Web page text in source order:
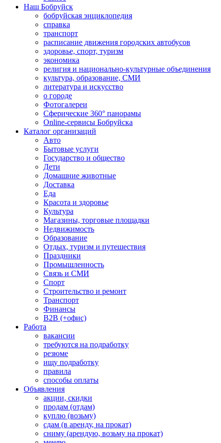
Наш Бобруйск
бобруйская энциклопедия
справка
транспорт
расписание движения городских автобусов
здоровье, спорт, туризм
экономика
религия и национально-культурные объединения
культура, образование, СМИ
литература и искусство
о городе
Фотогалереи
Сферические 360° панорамы
Online-сервисы Бобруйска
Каталог организаций
Авто
Бытовые услуги
Государство и общество
Дети
Домашние животные
Доставка
Еда
Красота и здоровье
Культура
Магазины, торговые площадки
Недвижимость
Образование
Отдых, туризм и путешествия
Праздники
Промышленность
Связь и СМИ
Спорт
Строительство и ремонт
Транспорт
Финансы
B2B (+офис)
Работа
вакансии
требуются на подработку
резюме
ищу подработку
правила
способы оплаты
Объявления
акции, скидки
продам (отдам)
куплю (возьму)
сдам (в аренду, на прокат)
сниму (арендую, возьму на прокат)